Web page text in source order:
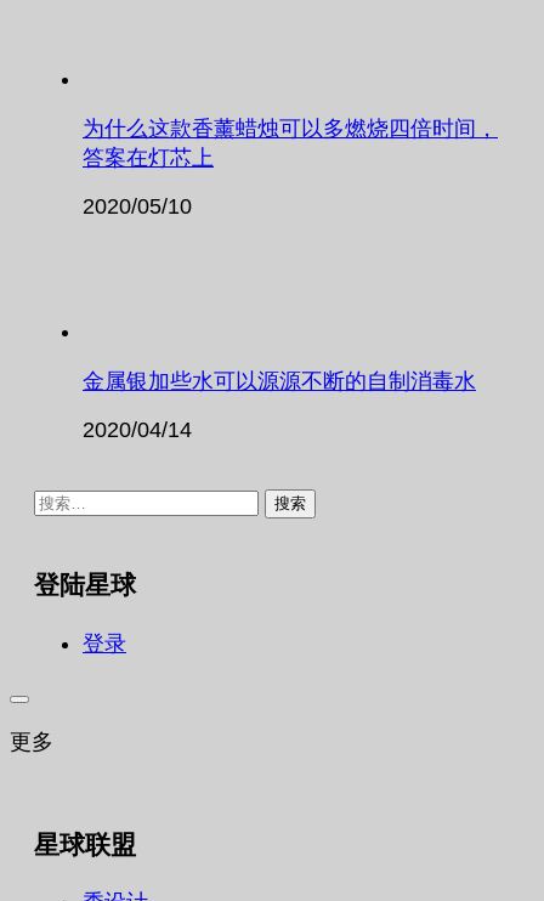
为什么这款香薰蜡烛可以多燃烧四倍时间，
答案在灯芯上
2020/05/10
金属银加些水可以源源不断的自制消毒水
2020/04/14
搜
登陆星球
登录
更多
星球联盟